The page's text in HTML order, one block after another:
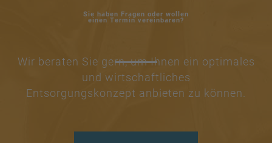
Sie haben Fragen oder wollen
einen Termin vereinbaren?
Wir beraten Sie gern, um Ihnen ein optimales
und wirtschaftliches
Entsorgungskonzept anbieten zu können.